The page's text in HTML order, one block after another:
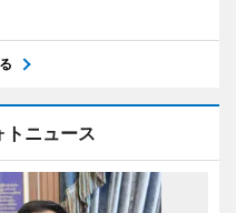
トニュース